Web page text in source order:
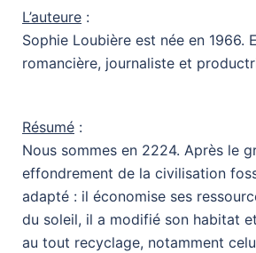
L’auteure :
Sophie Loubière est née en 1966.
romancière, journaliste et
Résumé :
Nous sommes en 2224. Après le
effondrement de la civilisation
adapté : il économise ses
du soleil, il a modifié son habitat
au tout recyclage, notamment